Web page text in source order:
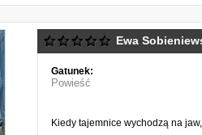
Ewa
Gatunek:
Powieść
Kiedy tajemnice wychodzą na